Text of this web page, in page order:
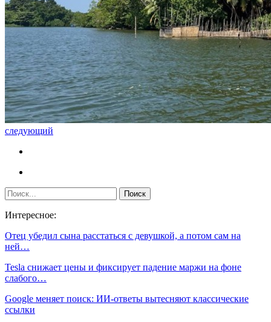
следующий
Интересное:
Отец убедил сына расстаться с девушкой, а потом сам на
ней…
Tesla снижает цены и фиксирует падение маржи на фоне
слабого…
Google меняет поиск: ИИ-ответы вытесняют классические
ссылки